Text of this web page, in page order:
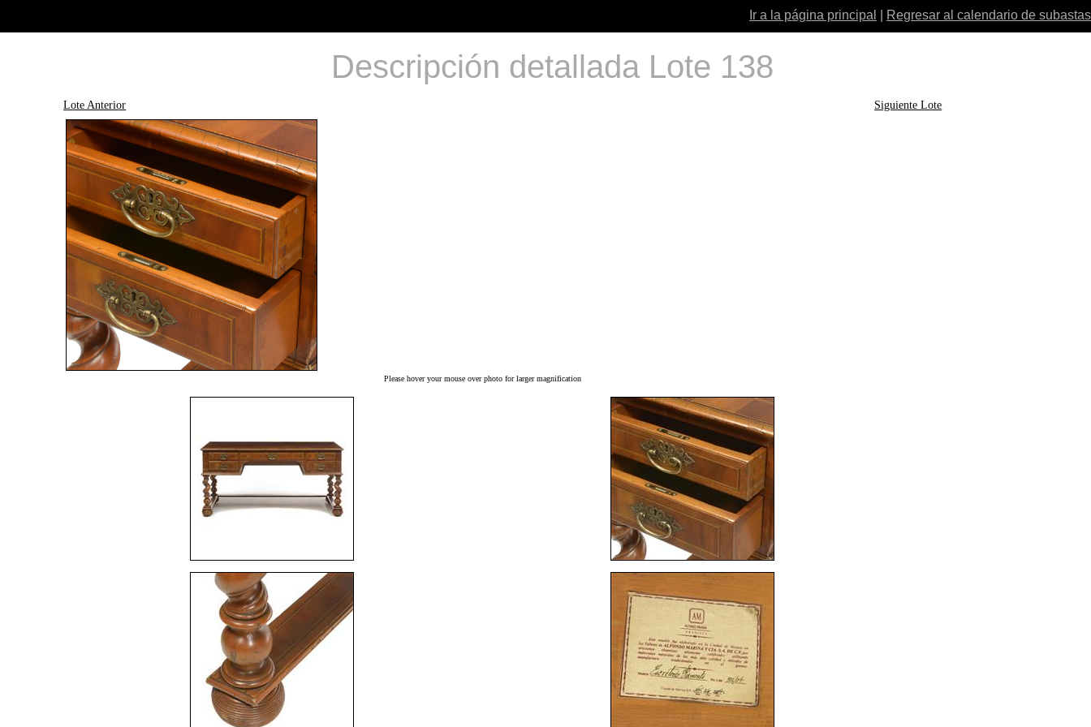
Ir a la página principal Regresar al calendario de subastas
Descripción detallada Lote 138
Lote Anterior Siguiente Lote
Please hover your mouse over photo for larger magnification